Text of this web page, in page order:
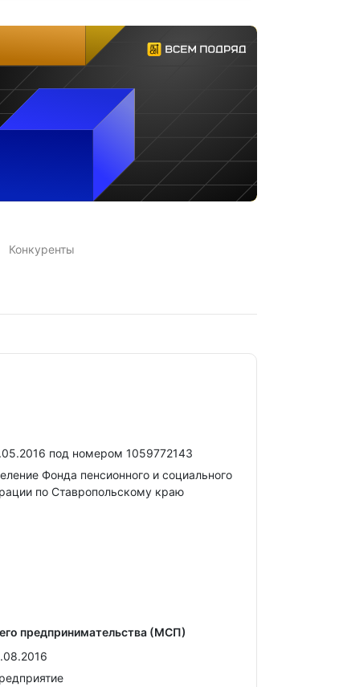
Конкуренты
под номером 1059772143
Фонда пенсионного и социального
по Ставропольскому краю
предпринимательства (МСП)